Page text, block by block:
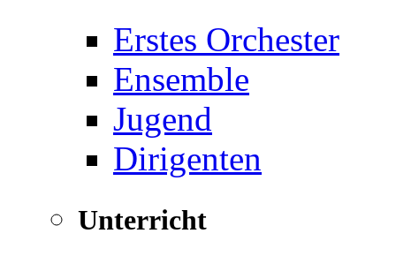
Erstes Orchester
Ensemble
Jugend
Dirigenten
Unterricht